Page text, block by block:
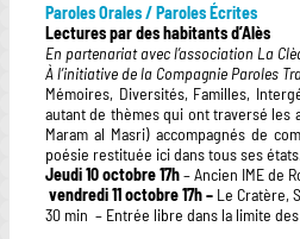
Paroles Orales / Paroles Écrites
Lectures par des habitants d’Alès
En partenariat avec l’association La
À l’initiative de la Compagnie Paroles
Mémoires, Diversités, Familles,
autant de thèmes qui ont traversé les
Maram al Masri) accompagnés de
poésie restituée ici dans tous ses
Jeudi 10 octobre 17h– Ancien IME de
vendredi 11 octobre 17h – Le Cratère,
30 min – Entrée libre dans la limite